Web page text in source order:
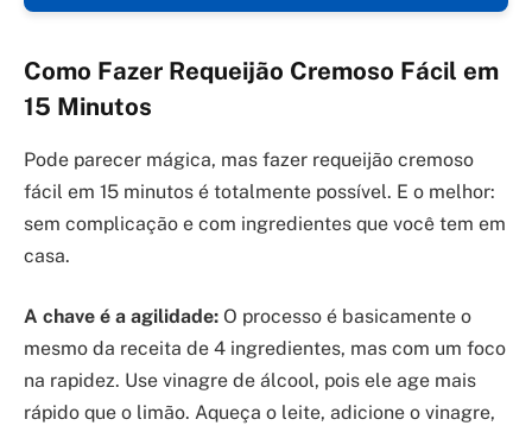
Como Fazer Requeijão Cremoso Fácil em
15 Minutos
Pode parecer mágica, mas fazer requeijão cremoso
fácil em 15 minutos é totalmente possível. E o melhor:
sem complicação e com ingredientes que você tem em
casa.
A chave é a agilidade: O processo é basicamente o
mesmo da receita de 4 ingredientes, mas com um foco
na rapidez. Use vinagre de álcool, pois ele age mais
rápido que o limão. Aqueça o leite, adicione o vinagre,